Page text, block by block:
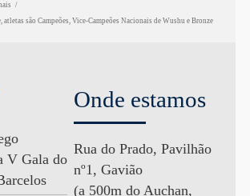
/
atletas são Campeões, Vice-Campeões Nacionais de Wushu e Bronze
V Gala do
Onde estamos
Rua do Prado, Pavilhão
nº1, Gavião
(a 500m do Auchan,